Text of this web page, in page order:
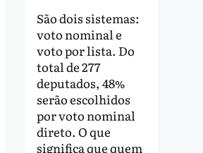
São dois sistemas:
voto nominal e
voto por lista. Do
total de 277
deputados, 48%
serão escolhidos
por voto nominal
direto. O que
significa que quem